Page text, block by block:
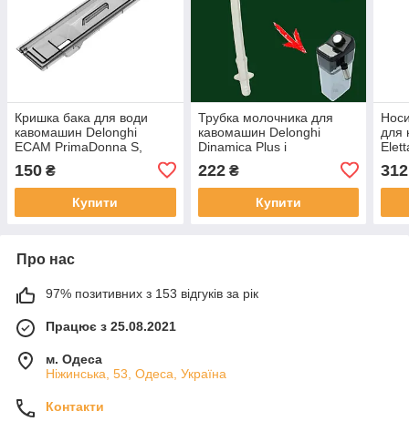
Кришка бака для води
кавомашин Delonghi
ECAM PrimaDonna S,
150 ₴
Купити
Трубка молочника для
кавомашин Delonghi
Dinamica Plus і
PrimaDonna S Evo, Class,
Elite, 5313246091
222₴
Купити
для
312
Про нас
97% позитивних з 153 відгуків за рік
Працює з 25.08.2021
м. Одеса
Ніжинська, 53, Одеса, Україна
Контакти